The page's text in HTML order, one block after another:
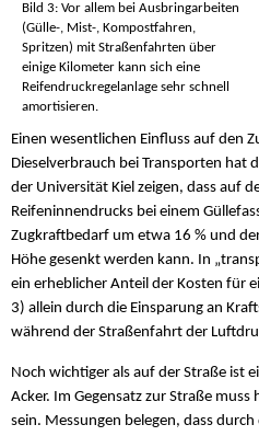
Bild 3: Vor allem bei Ausbringarbeiten
(Gülle-, Mist-, Kompostfahren,
Spritzen) mit Straßenfahrten über
einige Kilometer kann sich eine
Reifendruckregelanlage sehr schnell
amortisieren.
Einen wesentlichen Einfluss auf den
Dieselverbrauch bei Transporten hat
der Universität Kiel zeigen, dass auf
Reifeninnendrucks bei einem
Zugkraftbedarf um etwa 16 % und
Höhe gesenkt werden kann. In
ein erheblicher Anteil der Kosten für
3) allein durch die Einsparung an
während der Straßenfahrt der
Noch wichtiger als auf der Straße ist
Acker. Im Gegensatz zur Straße
sein. Messungen belegen, dass